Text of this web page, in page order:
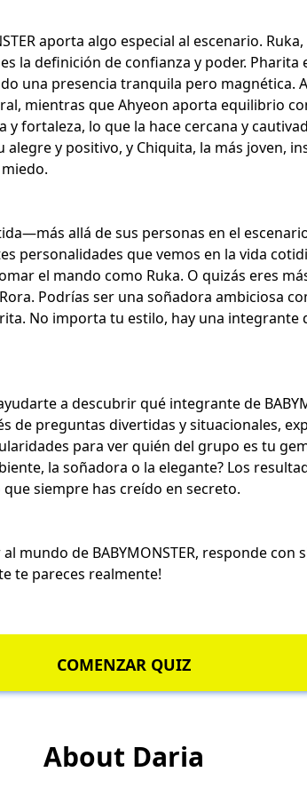
aporta algo especial al escenario.
la definición de confianza y poder. Pharita
una presencia tranquila pero magnética.
mientras que Ahyeon aporta equilibrio
y fortaleza, lo que la hace cercana y
y positivo, y Chiquita, la más joven,
allá de sus personas en el
personalidades que vemos en la vida
el mando como Ruka. O quizás eres
Podrías ser una soñadora ambiciosa
No importa tu estilo, hay una integrante
a descubrir qué integrante de
de preguntas divertidas y situacionales,
para ver quién del grupo es tu
la soñadora o la elegante? Los
siempre has creído en secreto.
mundo de BABYMONSTER, responde con
te pareces realmente!
COMENZAR QUIZ
About Daria